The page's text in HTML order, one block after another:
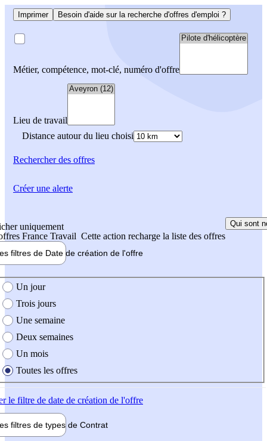
Imprimer Besoin d'aide sur la recherche d'offres d'emploi ?
Métier, compétence, mot-clé, numéro d'offre
Lieu de travail
Distance autour du lieu choisi
Rechercherdes offres
uniquement
France Travail Cette action recharge la liste des offres
Qui sont
filtres de Date de création de l'offre
création de l'offre
Un jour
Trois jours
Une semaine
Deux semaines
Un mois
Toutes les offres
le filtre de date de création de l'offre
filtres de types de Contrat
Créer une alerte